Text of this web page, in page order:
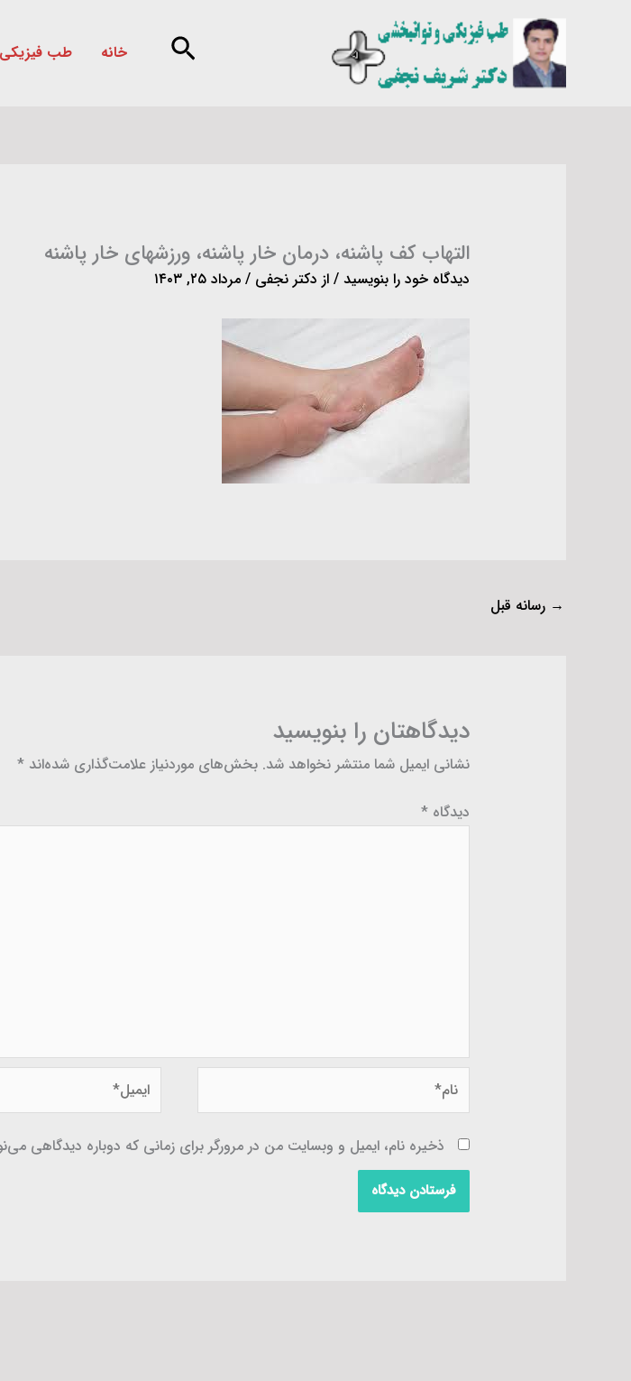
خانه طب
التهاب کف پاشنه، درمان خار پاشنه، ورزشهای خار پاشنه
دیدگاه‌ خود را بنویسید / از دکتر نجفی / مرداد ۲۵, ۱۴۰۳
→ رسانه قبل
دیدگاهتان را بنویسید
نشانی ایمیل شما منتشر نخواهد شد. بخش‌های موردنیاز علامت‌گذاری شده‌اند *
دیدگاه *
نام* ایمیل*
ذخیره نام، ایمیل و وبسایت من در مرورگر برای زمانی که دوباره دیدگاهی